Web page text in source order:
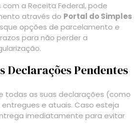
a Receita Federal, pode
através do Portal do Simples
opções de parcelamento e
para não perder a
Declarações Pendentes
todas as suas declarações (como
entregues e atuais. Caso esteja
imediatamente para evitar